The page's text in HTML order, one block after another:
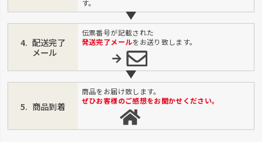
す。
配送完了
メール
伝票番号が記載された
発送完了メールをお送り致します。
商品到着
商品をお届け致します。
ぜひお客様のご感想をお聞かせください。